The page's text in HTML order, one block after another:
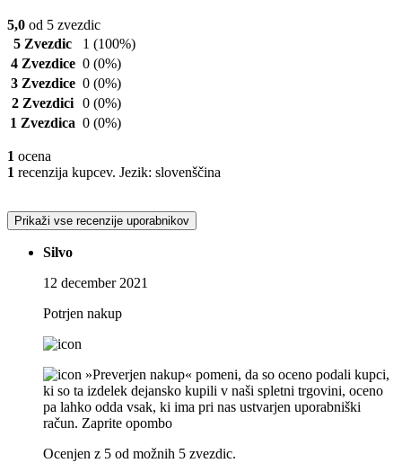
5,0 od 5 zvezdic
5 Zvezdic
1 (100%)
4 Zvezdice 0 (0%)
3 Zvezdice 0 (0%)
2 Zvezdici 0 (0%)
1 Zvezdica 0 (0%)
1 ocena
1 recenzija kupcev. Jezik: slovenščina
Prikaži vse recenzije uporabnikov
Silvo
12 december 2021
Potrjen nakup
»Preverjen nakup« pomeni, da so oceno podali kupci,
ki so ta izdelek dejansko kupili v naši spletni trgovini, oceno
pa lahko odda vsak, ki ima pri nas ustvarjen uporabniški
račun. Zaprite opombo
Ocenjen z 5 od možnih 5 zvezdic.